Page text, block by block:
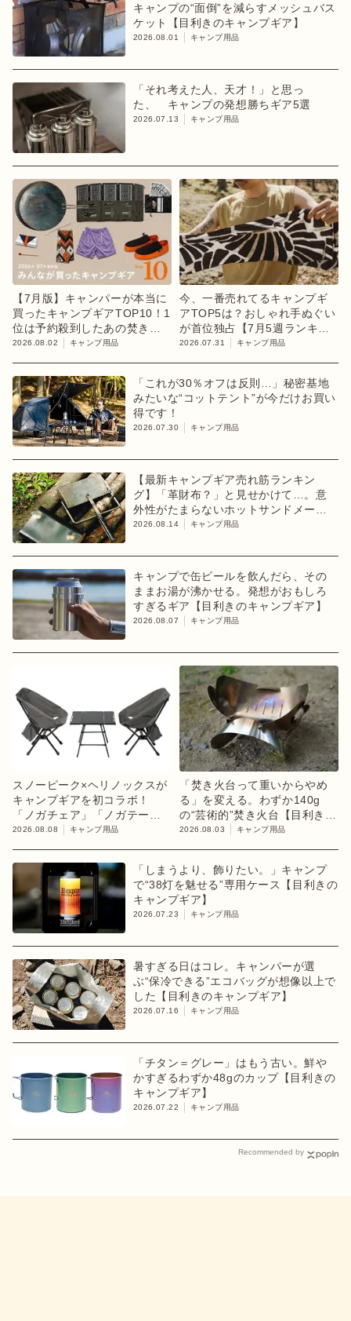
キャンプの“面倒”を減らすメッシュバス
ケット【目利きのキャンプギア】
2026.08.01 キャンプ用品
「それ考えた人、天才！」と思っ
た、 キャンプの発想勝ちギア5選
2026.07.13 キャンプ用品
【7月版】キャンパーが本当に
買ったキャンプギアTOP10！1
位は予約殺到したあの焚き火
台
2026.08.02 キャンプ用品
今、一番売れてるキャンプギ
アTOP5は？おしゃれ手ぬぐい
が首位独占【7月5週ランキン
グ】
2026.07.31 キャンプ用品
「これが30％オフは反則…」秘密基地
みたいな“コットテント”が今だけお買い
得です！
2026.07.30 キャンプ用品
【最新キャンプギア売れ筋ランキン
グ】「革財布？」と見せかけて…。意
外性がたまらないホットサンドメーカ
ーが1位【8月2週目】
2026.08.14 キャンプ用品
キャンプで缶ビールを飲んだら、その
ままお湯が沸かせる。発想がおもしろ
すぎるギア【目利きのキャンプギア】
2026.08.07 キャンプ用品
スノーピーク×ヘリノックスが
キャンプギアを初コラボ！
「ノガチェア」「ノガテーブ
ル」を8月13日に発売
2026.08.08 キャンプ用品
「焚き火台って重いからやめ
る」を変える。わずか140g
の“芸術的”焚き火台【目利きの
キャンプギア】
2026.08.03 キャンプ用品
「しまうより、飾りたい。」キャンプ
で“38灯を魅せる”専用ケース【目利きの
キャンプギア】
2026.07.23 キャンプ用品
暑すぎる日はコレ。キャンパーが選
ぶ“保冷できる”エコバッグが想像以上で
した【目利きのキャンプギア】
2026.07.16 キャンプ用品
「チタン＝グレー」はもう古い。鮮や
かすぎるわずか48gのカップ【目利きの
キャンプギア】
2026.07.22 キャンプ用品
Recommended by